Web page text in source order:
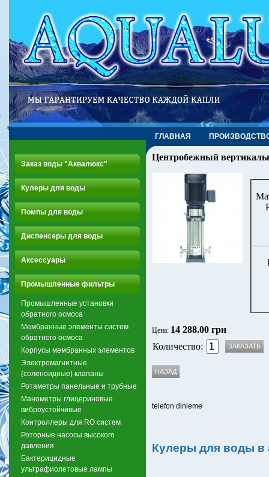
ГЛАВНАЯ
Заказ воды "Аквалюкс"
Кулеры для воды
Помпы для воды
Диспенсеры для воды
Аксессуары
Промышленные фильтры
Промышленные установки
обратного осмоса
Мембранные элементы систем
обратного осмоса
Корпусы мембранных элементов
Электромагнитные
(соленоидные) клапаны
Ротаметры панельные и трубные
Манометры глицериновые
виброустойчивые
Контроллеры для RO систем
Роторные насосы высокого
давления
Бактерицидные
ультрафиолетовые лампы
Центробежный
Цена: 14 288.00 грн
Количество:
telefon dinleme
Кулеры для воды в